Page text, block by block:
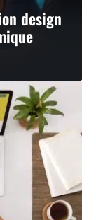
design